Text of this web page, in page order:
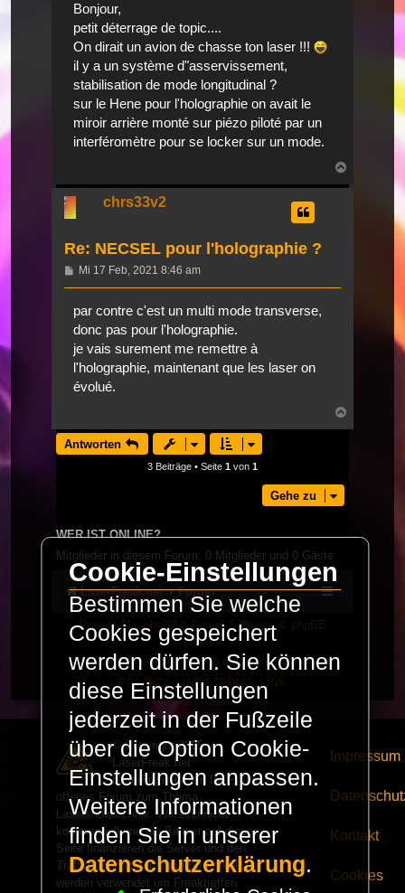
Bonjour,
petit déterrage de topic....
On dirait un avion de chasse ton laser !!!
il y a un système d"asservissement,
stabilisation de mode longitudinal ?
sur le Hene pour l'holographie on avait le
miroir arrière monté sur piézo piloté par un
interféromètre pour se locker sur un mode.
chrs33v2
Re: NECSEL pour l'holographie ?
Beitrag
Mi 17 Feb, 2021 8:46 am
par contre c'est un multi mode transverse,
donc pas pour l'holographie.
je vais surement me remettre à
l'holographie, maintenant que les laser on
évolué.
oben
Antworten
3 Beiträge • Seite 1 von 1
Gehe zu
WER IST ONLINE?
Mitglieder in diesem Forum: 0 Mitglieder und 0 Gäste
LaserFreak.net Forum
Powered by phpBB
® Forum Software © phpBB
Limited
Deutsche Übersetzung durchphpBB.de
PRIVACY_LINK| TERMS_LINK
© Copyright 2025 -
LaserFreak.net
LaserFreak ist ein freies und
offenes Forum zum Thema
Lasershowtechnik. Wir sind nicht
kommerziell und die Banner auf dieser
Seite finanzieren die Server und den
Traffic. Einnahmen von Fan Artikeln
werden verwendet um Freaktreffen
Impressum
Kontakt
Cookies
Cookie-Einstellungen
Bestimmen Sie welche
Cookies gespeichert
werden dürfen. Sie können
diese Einstellungen
jederzeit in der Fußzeile
über die Option Cookie-
Einstellungen anpassen.
Weitere Informationen
finden Sie in unserer
Datenschutzerklärung.